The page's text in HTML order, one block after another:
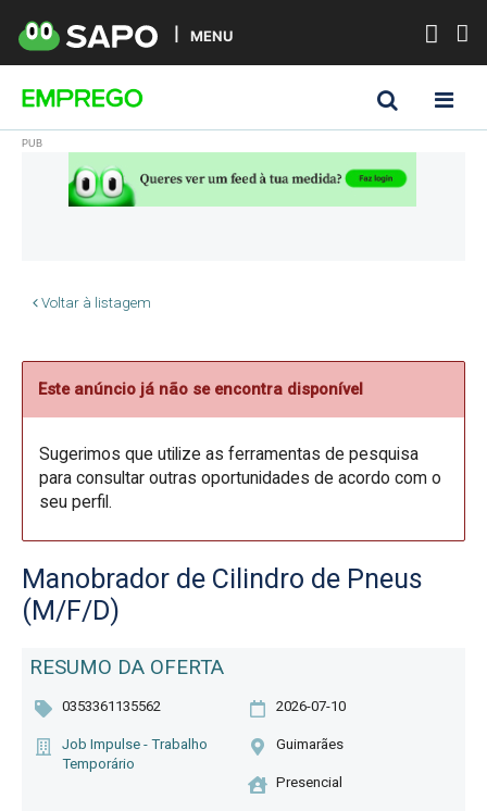
MENU
Voltar à listagem
Este anúncio já não se encontra disponível
Sugerimos que utilize as ferramentas de pesquisa
para consultar outras oportunidades de acordo com o
seu perfil.
Manobrador de Cilindro de Pneus
(M/F/D)
RESUMO DA OFERTA
0353361135562 2026-07-10
Job Impulse - Trabalho
Temporário
Guimarães
Presencial